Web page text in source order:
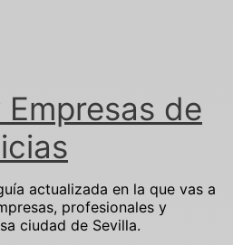
de
actualizada en la que vas a
profesionales y
ciudad de Sevilla.